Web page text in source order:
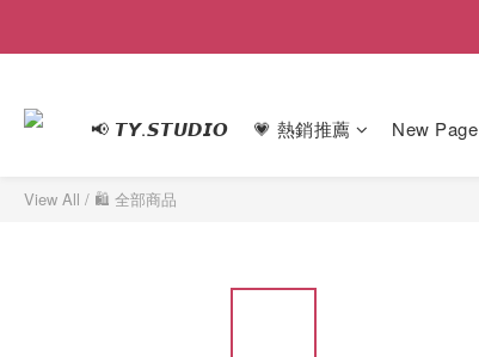
📢 𝙏𝙔.𝙎𝙏𝙐𝘿𝙄𝙊 💗 熱銷推薦 New Page
View All / 🛍 全部商品